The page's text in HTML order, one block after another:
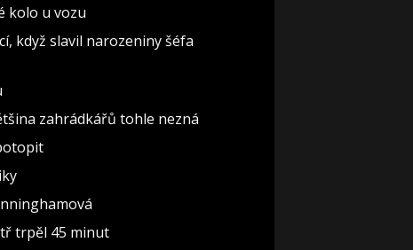
kolo u vozu
když slavil narozeniny šéfa
zahrádkářů tohle nezná
trpěl 45 minut